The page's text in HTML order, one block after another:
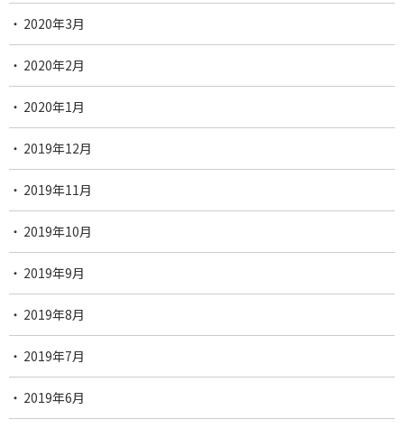
2020年3月
2020年2月
2020年1月
2019年12月
2019年11月
2019年10月
2019年9月
2019年8月
2019年7月
2019年6月